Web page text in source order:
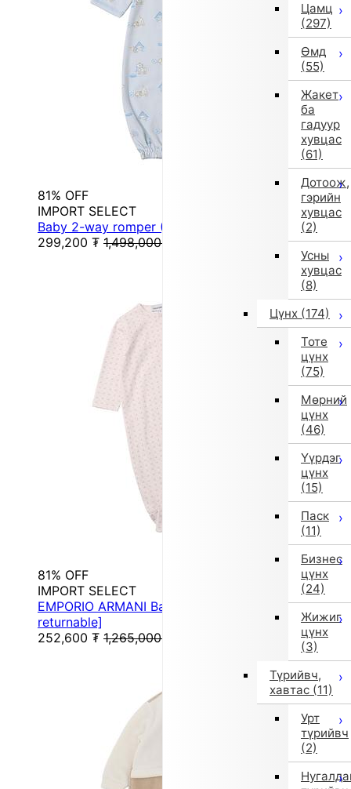
Цамц
(297)
Өмд
(55)
Жакет
ба
гадуур
хувцас
(61)
Дотоож,
гэрийн
хувцас
(2)
Усны
хувцас
(8)
Цүнх (174)
Тоте
цүнх
(75)
Мөрний
цүнх
(46)
Үүрдэг
цүнх
(15)
Паск
(11)
Бизнес
цүнх
(24)
Жижиг
цүнх
(3)
Түрийвч,
хавтас (11)
Урт
түрийвч
(2)
81% OFF
IMPORT SELECT
Baby 2-way romper (Blue) [Non-returnable item]
299,200 ₮ 1,498,000
81% OFF
IMPORT SELECT
EMPORIO ARMANI Baby Set (Pink) [Non-
returnable]
252,600 ₮ 1,265,000